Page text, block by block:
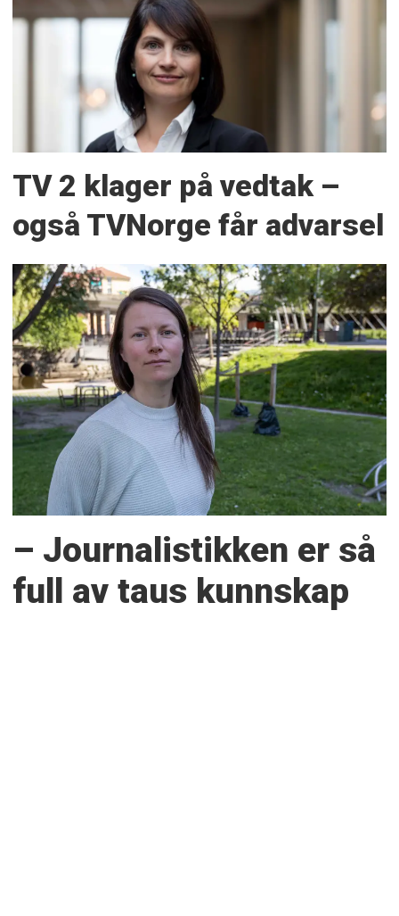
TV 2 klager på vedtak –
også TVNorge får advarsel
– Journalistikken er så
full av taus kunnskap